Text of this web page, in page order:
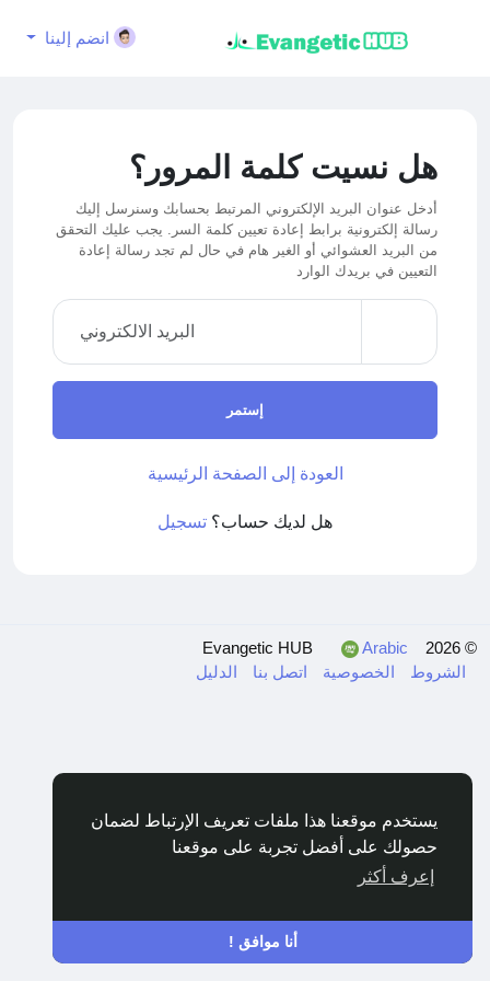
يستخدم موقعنا هذا ملفات تعريف الإرتباط لضمان
حصولك على أفضل تجربة على موقعنا
إعرف أكثر
أنا موافق !
انضم إلينا
هل نسيت كلمة المرور؟
أدخل عنوان البريد الإلكتروني المرتبط بحسابك وسنرسل إليك
رسالة إلكترونية برابط إعادة تعيين كلمة السر. يجب عليك التحقق
من البريد العشوائي أو الغير هام في حال لم تجد رسالة إعادة
التعيين في بريدك الوارد
إستمر
العودة إلى الصفحة الرئيسية
هل لديك حساب؟ تسجيل
© 2026 Evangetic HUB
Arabic
الشروط
الخصوصية اتصل بنا الدليل